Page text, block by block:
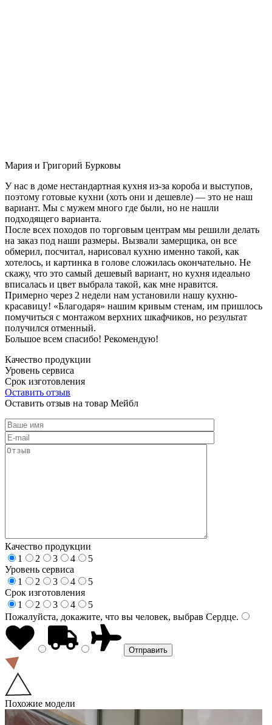
Мария и Григорий Бурковы
У нас в доме нестандартная кухня из-за короба и выступов,
поэтому готовые кухни (хоть они и дешевле) — это не наш
вариант. Мы с мужем много где были, но не нашли
подходящего варианта.
После всех походов по торговым центрам мы решили делать
на заказ под наши размеры. Вызвали замерщика, он все
обмерил, посчитал, нарисовал кухню именно такой, как
хотелось, и картинка в голове сложилась окончательно. Не
скажу, что это самый дешевый вариант, но кухня идеально
вписалась и цвет выбрала такой, как мне нравится.
Примерно через 2 недели нам установили нашу кухню-
красавицу! «Благодаря» нашим кривым стенам, им пришлось
помучиться с монтажом верхних шкафчиков, но результат
получился отменный.
Большое всем спасибо! Рекомендую!
Качество продукции
Уровень сервиса
Срок изготовления
Оставить отзыв
Оставить отзыв на товар Мейбл
Качество продукции
1
2 3 4
5
Уровень сервиса
1
2 3 4
5
Срок изготовления
1
2 3 4
5
Пожалуйста, докажите, что вы человек, выбрав Сердце.
Похожие модели